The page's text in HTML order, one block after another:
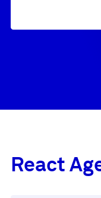
React